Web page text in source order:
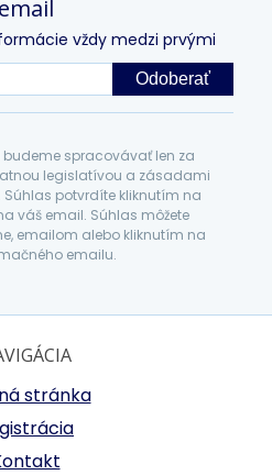
email
vždy medzi prvými
Odoberať
spracovávať len za
legislatívou a zásadami
potvrdíte kliknutím na
váš email. Súhlas môžete
emailom alebo kliknutím na
emailu.
stránka